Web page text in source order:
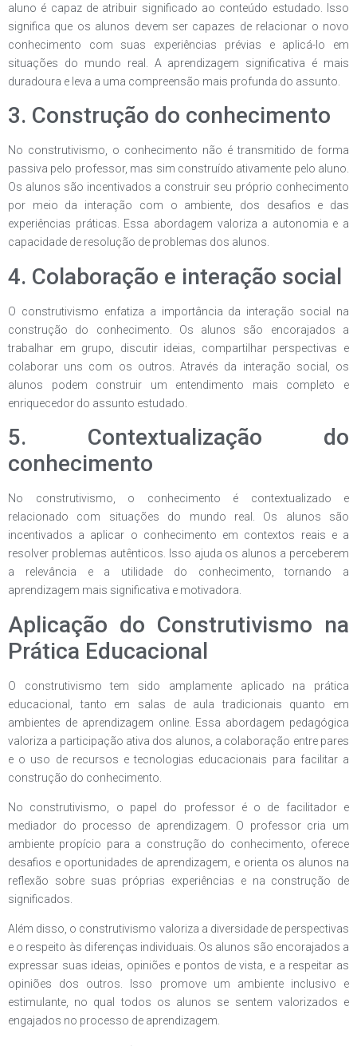
aluno é capaz de atribuir significado ao conteúdo estudado. Isso
significa que os alunos devem ser capazes de relacionar o novo
conhecimento com suas experiências prévias e aplicá-lo em
situações do mundo real. A aprendizagem significativa é mais
duradoura e leva a uma compreensão mais profunda do assunto.
3. Construção do conhecimento
No construtivismo, o conhecimento não é transmitido de forma
passiva pelo professor, mas sim construído ativamente pelo aluno.
Os alunos são incentivados a construir seu próprio conhecimento
por meio da interação com o ambiente, dos desafios e das
experiências práticas. Essa abordagem valoriza a autonomia e a
capacidade de resolução de problemas dos alunos.
4. Colaboração e interação social
O construtivismo enfatiza a importância da interação social na
construção do conhecimento. Os alunos são encorajados a
trabalhar em grupo, discutir ideias, compartilhar perspectivas e
colaborar uns com os outros. Através da interação social, os
alunos podem construir um entendimento mais completo e
enriquecedor do assunto estudado.
5. Contextualização do
conhecimento
No construtivismo, o conhecimento é contextualizado e
relacionado com situações do mundo real. Os alunos são
incentivados a aplicar o conhecimento em contextos reais e a
resolver problemas autênticos. Isso ajuda os alunos a perceberem
a relevância e a utilidade do conhecimento, tornando a
aprendizagem mais significativa e motivadora.
Aplicação do Construtivismo na
Prática Educacional
O construtivismo tem sido amplamente aplicado na prática
educacional, tanto em salas de aula tradicionais quanto em
ambientes de aprendizagem online. Essa abordagem pedagógica
valoriza a participação ativa dos alunos, a colaboração entre pares
e o uso de recursos e tecnologias educacionais para facilitar a
construção do conhecimento.
No construtivismo, o papel do professor é o de facilitador e
mediador do processo de aprendizagem. O professor cria um
ambiente propício para a construção do conhecimento, oferece
desafios e oportunidades de aprendizagem, e orienta os alunos na
reflexão sobre suas próprias experiências e na construção de
significados.
Além disso, o construtivismo valoriza a diversidade de perspectivas
e o respeito às diferenças individuais. Os alunos são encorajados a
expressar suas ideias, opiniões e pontos de vista, e a respeitar as
opiniões dos outros. Isso promove um ambiente inclusivo e
estimulante, no qual todos os alunos se sentem valorizados e
engajados no processo de aprendizagem.